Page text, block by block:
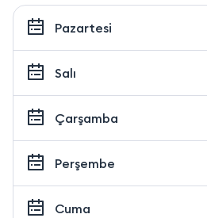
Pazartesi
Salı
Çarşamba
Perşembe
Cuma